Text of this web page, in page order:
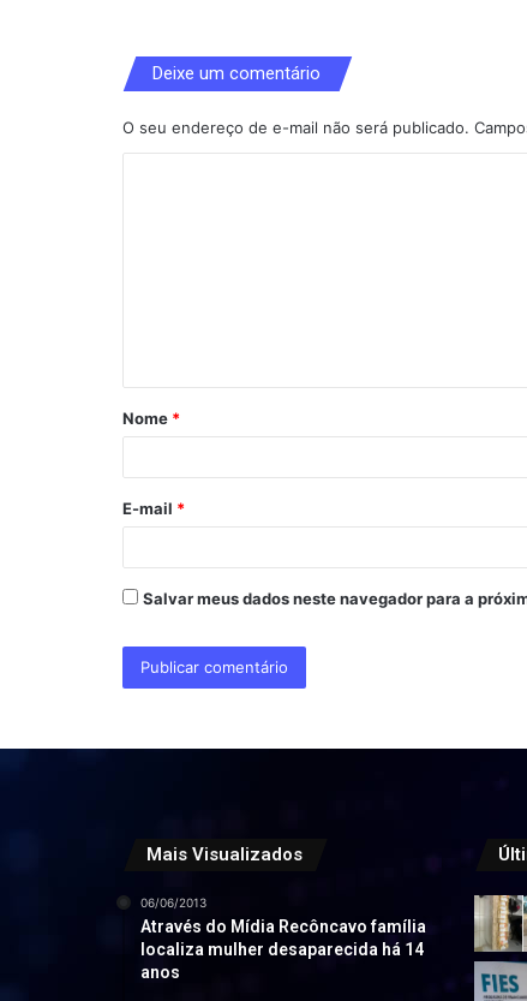
Deixe um comentário
O seu endereço de e-mail não será publicado.
á
r
*
Nome *
E-mail *
Salvar meus dados neste navegador para a
Mais Visualizados
06/06/2013
Através do Mídia Recôncavo família
localiza mulher desaparecida há 14
anos